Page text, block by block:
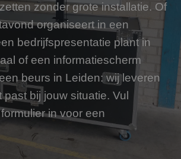
zonder grote installatie. Of
organiseert in een
bedrijfspresentatie plant in
of een informatiescherm
beurs in Leiden: wij leveren
past bij jouw situatie. Vul
in voor een